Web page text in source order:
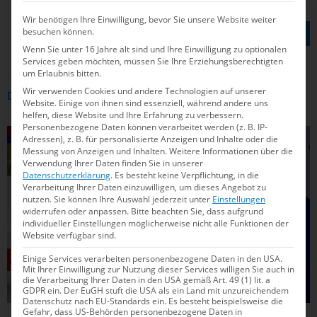
TEILEN AUF
DAS KÖNNTE DICH AUCH INTERRESSIEREN
SCHWIMMEN
Wir benötigen Ihre Einwilligung, bevor Sie unsere Website weiter
besuchen können.
Wenn Sie unter 16 Jahre alt sind und Ihre Einwilligung zu optionalen
Services geben möchten, müssen Sie Ihre Erziehungsberechtigten
um Erlaubnis bitten.
Wir verwenden Cookies und andere Technologien auf unserer
Website. Einige von ihnen sind essenziell, während andere uns
helfen, diese Website und Ihre Erfahrung zu verbessern.
Personenbezogene Daten können verarbeitet werden (z. B. IP-
Adressen), z. B. für personalisierte Anzeigen und Inhalte oder die
Messung von Anzeigen und Inhalten.Weitere Informationen über die
Verwendung Ihrer Daten finden Sie in unserer
Datenschutzerklärung. Es besteht keine Verpflichtung, in die
Verarbeitung Ihrer Daten einzuwilligen, um dieses Angebot zu
nutzen.Sie können Ihre Auswahl jederzeit unter Einstellungen
widerrufen oder anpassen. Bitte beachten Sie, dass aufgrund
individueller Einstellungen möglicherweise nicht alle Funktionen der
Website verfügbar sind.
Einige Services verarbeiten personenbezogene Daten in den USA.
Mit Ihrer Einwilligung zur Nutzung dieser Services willigen Sie auch in
die Verarbeitung Ihrer Daten in den USA gemäß Art. 49 (1) lit. a
GDPR ein. Der EuGH stuft die USA als ein Land mit unzureichendem
Datenschutz nach EU-Standards ein. Es besteht beispielsweise die
Gefahr, dass US-Behörden personenbezogene Daten in